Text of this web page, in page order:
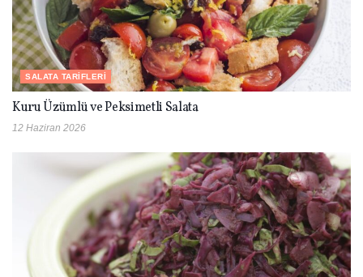
SALATA TARIFLERI
Kuru Üzümlü ve Peksimetli Salata
12 Haziran 2026